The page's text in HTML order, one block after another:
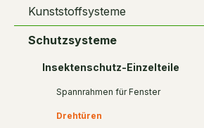
Kunststoffsysteme
Schutzsysteme
Insektenschutz-Einzelteile
Spannrahmen für Fenster
Drehtüren